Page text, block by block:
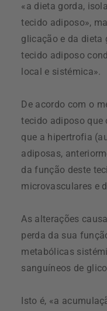
«a dieta gorda,
tecido adiposo»,
glicação e da dieta
tecido adiposo
local e sistémica».
De acordo com o
tecido adiposo que
que a hipertrofia
adiposas,
da função deste
microvasculares e
As alterações
perda da sua
metabólicas
sanguíneos de
Isto é, «a